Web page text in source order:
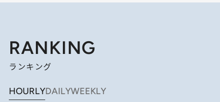
RANKING
ランキング
HOURLYDAILYWEEKLY